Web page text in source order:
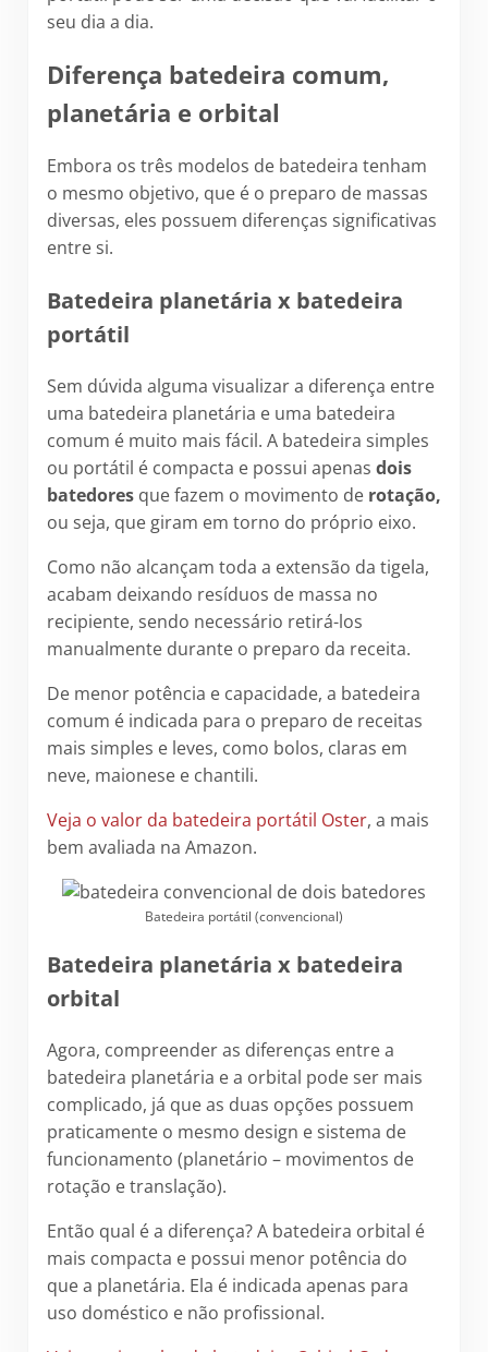
seu dia a dia.
Diferença batedeira comum,
planetária e orbital
Embora os três modelos de batedeira tenham
o mesmo objetivo, que é o preparo de massas
diversas, eles possuem diferenças significativas
entre si.
Batedeira planetária x batedeira
portátil
Sem dúvida alguma visualizar a diferença entre
uma batedeira planetária e uma batedeira
comum é muito mais fácil. A batedeira simples
ou portátil é compacta e possui apenas dois
batedores que fazem o movimento de rotação,
ou seja, que giram em torno do próprio eixo.
Como não alcançam toda a extensão da tigela,
acabam deixando resíduos de massa no
recipiente, sendo necessário retirá-los
manualmente durante o preparo da receita.
De menor potência e capacidade, a batedeira
comum é indicada para o preparo de receitas
mais simples e leves, como bolos, claras em
neve, maionese e chantili.
Veja o valor da batedeira portátil Oster, a mais
bem avaliada na Amazon.
Batedeira portátil (convencional)
Batedeira planetária x batedeira
orbital
Agora, compreender as diferenças entre a
batedeira planetária e a orbital pode ser mais
complicado, já que as duas opções possuem
praticamente o mesmo design e sistema de
funcionamento (planetário – movimentos de
rotação e translação).
Então qual é a diferença? A batedeira orbital é
mais compacta e possui menor potência do
que a planetária. Ela é indicada apenas para
uso doméstico e não profissional.